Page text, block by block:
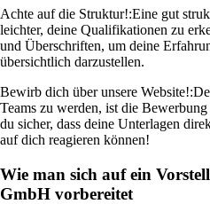
Achte auf die Struktur!:Eine gut
leichter, deine Qualifikationen zu
und Überschriften, um deine
übersichtlich darzustellen.
Bewirb dich über unsere Website!:
Teams zu werden, ist die
du sicher, dass deine Unterlagen
auf dich reagieren können!
Wie man sich auf ein
GmbH vorbereitet